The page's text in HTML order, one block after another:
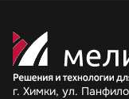
г. Химки, ул.